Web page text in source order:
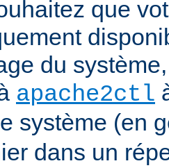
que
du
apache2ctl
système (en
dans un